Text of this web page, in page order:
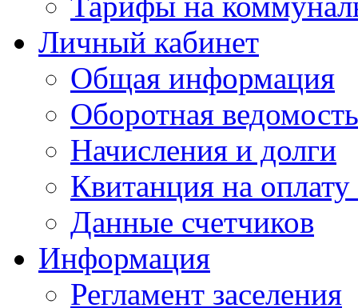
Личный кабинет
Общая информация
Оборотная ведомость
Начисления и долги
Квитанция на
Данные счетчиков
Информация
Регламент заселения